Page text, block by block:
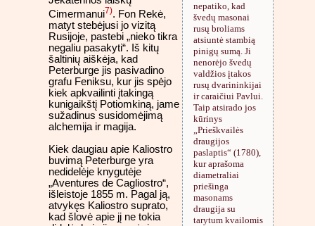
nepatiko, kad
švedų masonai
rusų broliams
atsiuntė stambią
pinigų sumą. Ji
nenorėjo švedų
valdžios įtakos
rusų dvarininkijai
ir caraičiui Pavlui.
Taip atsirado jos
kūrinys
„Prieškvailės
draugijos
paslaptis“ (1780),
kur aprašoma
diametraliai
priešinga
masonams
draugija su
tarytum kvailomis
Cimermanui7). Fon Rekė,
matyt stebėjusi jo vizitą
Rusijoje, pastebi „nieko tikra
negaliu pasakyti“. Iš kitų
šaltinių aiškėja, kad
Peterburge jis pasivadino
grafu Feniksu, kur jis spėjo
kiek apkvailinti įtakingą
kunigaikštį Potiomkiną, jame
sužadinus susidomėjimą
alchemija ir magija.
Kiek daugiau apie Kaliostro
buvimą Peterburge yra
nedidelėje knygutėje
„Aventures de Cagliostro“,
išleistoje 1855 m. Pagal ją,
atvykęs Kaliostro suprato,
kad šlovė apie jį ne tokia